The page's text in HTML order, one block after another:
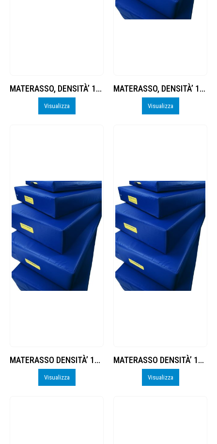
MATERASSO, DENSITÀ’ 16, FONDO ANTISCIVOLO
Visualizza
MATERASSO, DENSITÀ’ 16, FONDO ANTISCIVOLO
Visualizza
MATERASSO DENSITÀ’ 18 FONDO ANTISCIVOLO
Visualizza
MATERASSO DENSITÀ’ 16, FONDO ANTISCIVOLO
Visualizza